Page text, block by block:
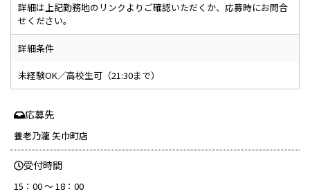
詳細は上記勤務地のリンクよりご確認いただくか、応募時にお問合
せください。
詳細条件
未経験OK／高校生可（21:30まで）
応募先
養老乃瀧 矢巾町店
受付時間
15：00 ～ 18：00